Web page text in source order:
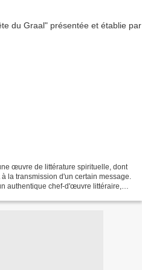
œuvre de littérature spirituelle, dont
la transmission d'un certain message.
authentique chef-d'œuvre littéraire,